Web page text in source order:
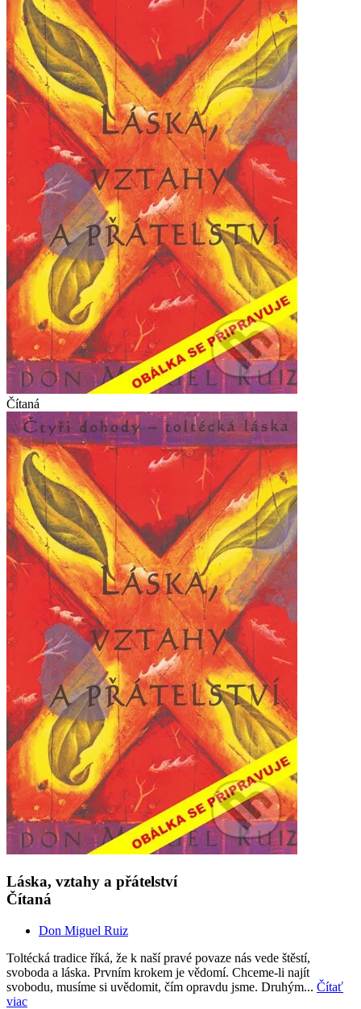
Čítaná
Láska, vztahy a přátelství
Čítaná
Don Miguel Ruiz
Toltécká tradice říká, že k naší pravé povaze nás vede štěstí,
svoboda a láska. Prvním krokem je vědomí. Chceme-li najít
svobodu, musíme si uvědomit, čím opravdu jsme. Druhým... Čítať
viac